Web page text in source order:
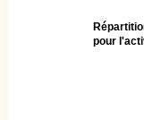
pour